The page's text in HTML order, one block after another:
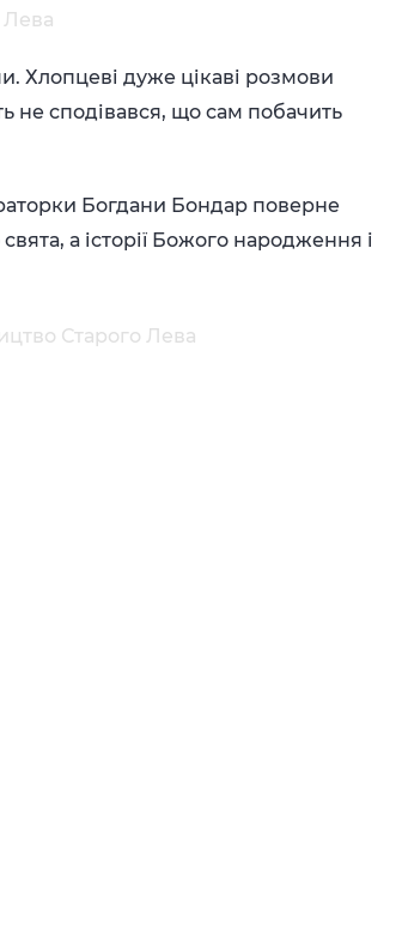
Лева
Хлопцеві дуже цікаві розмови
не сподівався, що сам побачить
Богдани Бондар поверне
а історії Божого народження і
Старого Лева